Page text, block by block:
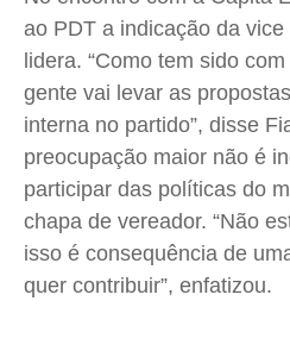
Anuncie
Quem Somos
Contato
Anuncie
Termos de Uso
Anuncie
Quem Somos
Contato
Anuncie
Termos de Uso
Anuncie
Quem Somos
Contato
Anuncie
Termos de Uso
Anuncie
Quem Somos
Contato
Anuncie
Termos de Uso
ao PDT a indicação da
lidera. “Como tem sido
gente vai levar as
interna no partido”, disse
preocupação maior não é
participar das políticas do
chapa de vereador. “Não
isso é consequência de
quer contribuir”, enfatizou.